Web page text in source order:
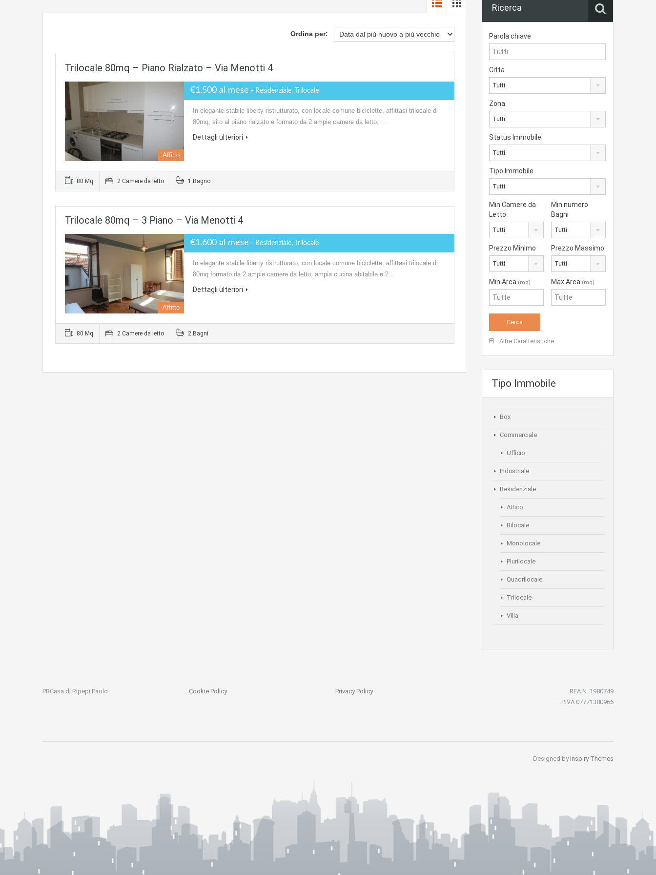
Ordina per:
Trilocale 80mq – Piano Rialzato – Via Menotti 4
Affitto
€1.500 al mese - Residenziale, Trilocale
In elegante stabile liberty ristrutturato, con locale comune biciclette, affittasi trilocale di
80mq, sito al piano rialzato e formato da 2 ampie camere da letto,…
Dettagli ulteriori
80 Mq 2 Camere da letto 1 Bagno
Trilocale 80mq – 3 Piano – Via Menotti 4
Affitto
€1.600 al mese - Residenziale, Trilocale
In elegante stabile liberty ristrutturato, con locale comune biciclette, affittasi trilocale di
80mq formato da 2 ampie camere da letto, ampia cucina abitabile e 2…
Dettagli ulteriori
80 Mq 2 Camere da letto 2 Bagni
Ricerca
Parola chiave
Citta
Tutti
Zona
Tutti
Status Immobile
Tutti
Tipo Immobile
Tutti
Min Camere da
Letto
Tutti
Min numero
Bagni
Tutti
Prezzo Minimo
Tutti
Prezzo Massimo
Tutti
Min Area (mq) Max Area (mq)
Altre Caratteristiche
Tipo Immobile
Box
Commerciale
Ufficio
Industriale
Residenziale
Attico
Bilocale
Monolocale
Plurilocale
Quadrilocale
Trilocale
Villa
PRCasa di Ripepi Paolo Cookie Policy Privacy Policy
REA N. 1980749
P.IVA 07771380966
Designed by Inspiry Themes